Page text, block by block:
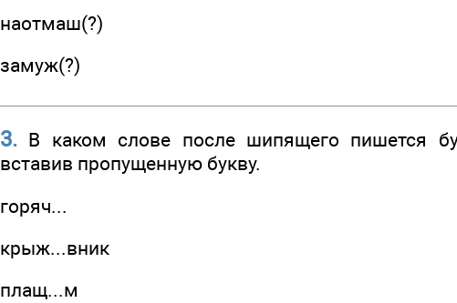
наотмаш(?)
замуж(?)
3. В каком слове после шипящего пишется
вставив пропущенную букву.
горяч...
крыж...вник
плащ...м